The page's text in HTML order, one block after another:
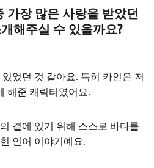
가장 많은 사랑을 받았던
해주실 수 있을까요?
었던 것 같아요. 특히 카인은 저
해준 캐릭터였어요.
곁에 있기 위해 스스로 바다를
인어 이야기예요.